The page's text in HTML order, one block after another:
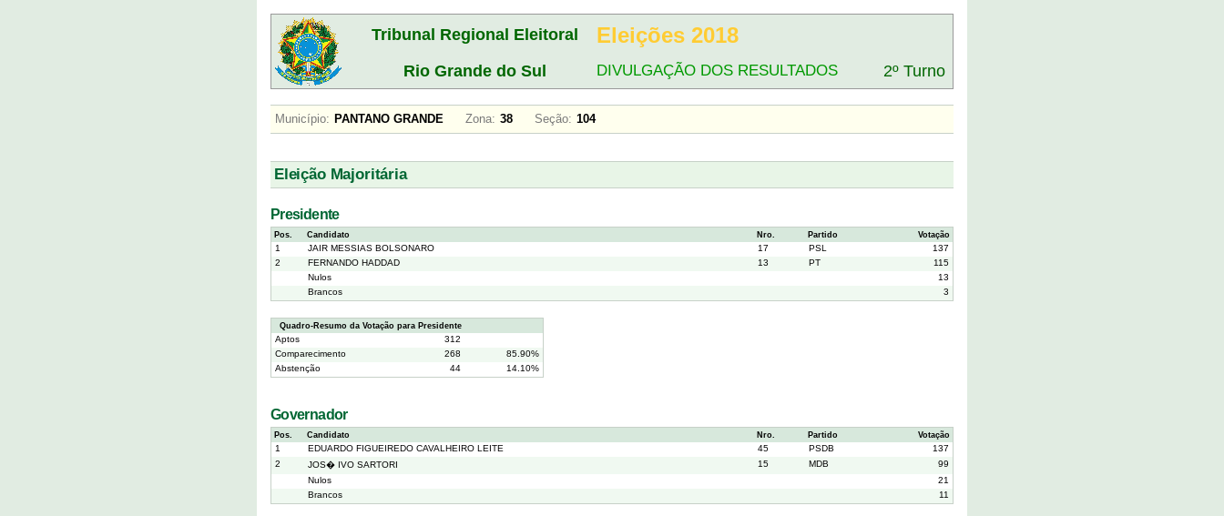
Tribunal Regional Eleitoral Eleições 2018
Rio Grande do Sul DIVULGAÇÃO DOS RESULTADOS 2º Turno
Município: PANTANO GRANDE Zona: 38 Seção: 104
Eleição Majoritária
Presidente
Pos. Candidato Nro. Partido Votação
1 JAIR MESSIAS BOLSONARO 17 PSL
137
2
FERNANDO HADDAD 13 PT
115
Nulos
13
Brancos
3
Quadro-Resumo da Votação para Presidente
Aptos
312
Comparecimento
268
85.90%
Abstenção
44 14.10%
Governador
Pos. Candidato Nro. Partido Votação
1 EDUARDO FIGUEIREDO CAVALHEIRO LEITE 45 PSDB
137
2
JOS� IVO SARTORI 15 MDB
99
Nulos
21
Brancos
11